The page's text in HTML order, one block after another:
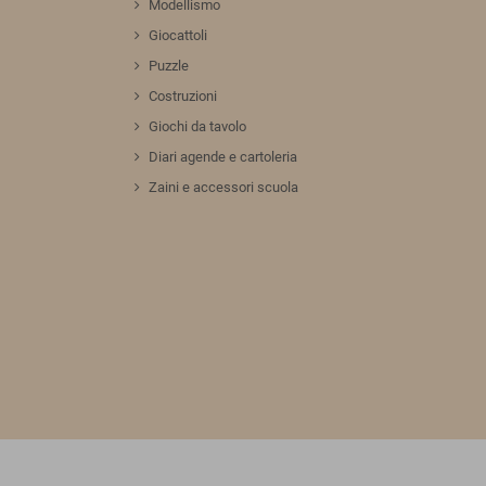
Modellismo
Giocattoli
Puzzle
Costruzioni
Giochi da tavolo
Diari agende e cartoleria
Zaini e accessori scuola